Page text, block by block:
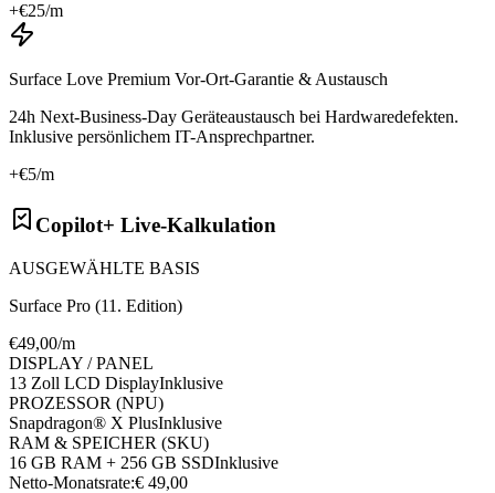
+€25/m
Surface Love Premium Vor-Ort-Garantie & Austausch
24h Next-Business-Day Geräteaustausch bei Hardwaredefekten.
Inklusive persönlichem IT-Ansprechpartner.
+€5/m
Copilot+ Live-Kalkulation
AUSGEWÄHLTE BASIS
Surface Pro (11. Edition)
€49,00/m
DISPLAY / PANEL
13 Zoll LCD DisplayInklusive
PROZESSOR (NPU)
Snapdragon® X PlusInklusive
RAM & SPEICHER (SKU)
16 GB RAM + 256 GB SSDInklusive
Netto-Monatsrate:€ 49,00